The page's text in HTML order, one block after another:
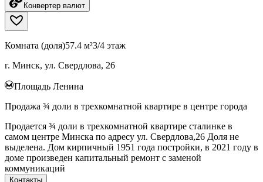
Конвертер валют
Комната (доля)57.4 м²3/4 этаж
г. Минск, ул. Свердлова, 26
Площадь Ленина
Продажа ¾ доли в трехкомнатной квартире в центре города
Продается ¾ доли в трехкомнатной квартире сталинке в
самом центре Минска по адресу ул. Свердлова,26 Доля не
выделена. Дом кирпичный 1951 года постройки, в 2021 году в
доме произведен капитальный ремонт с заменой
коммуникаций
Контакты